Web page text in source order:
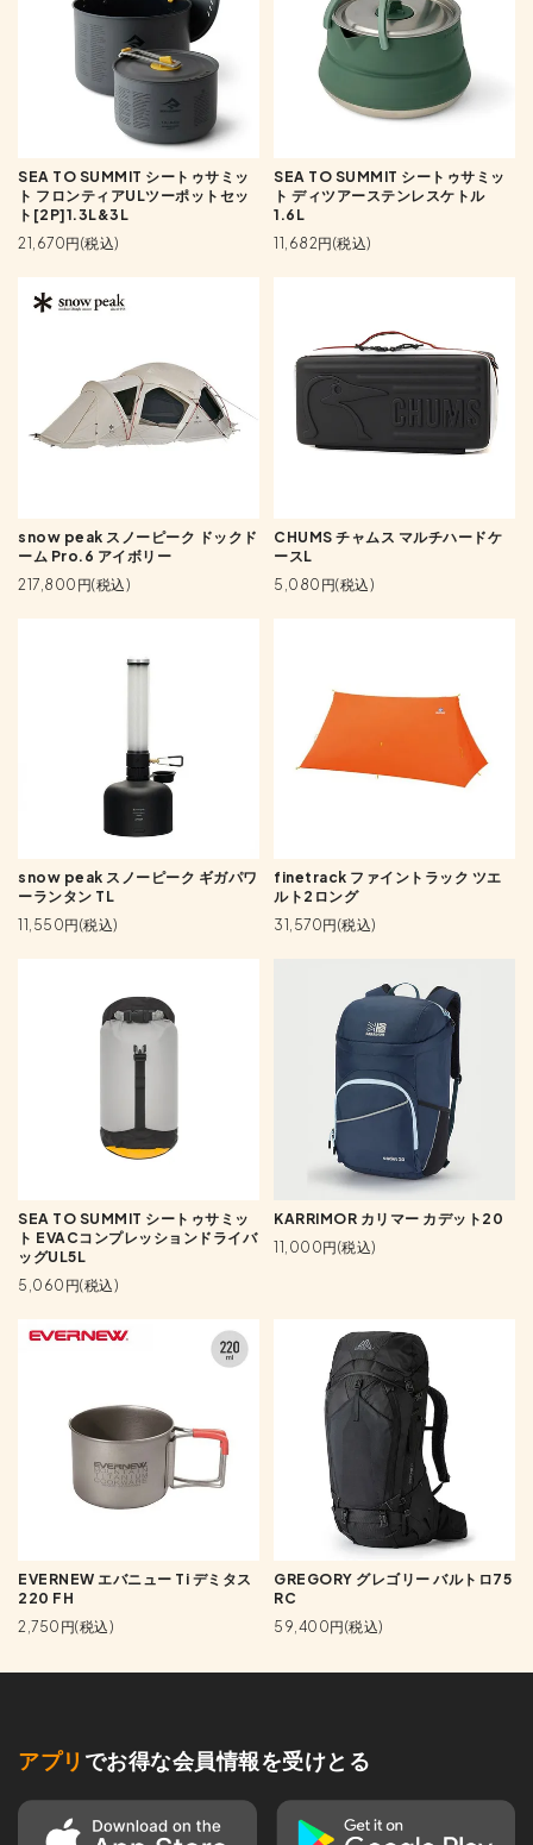
SEA TO SUMMIT シートゥサミッ
ト フロンティアULツーポットセッ
ト[2P]1.3L&3L
21,670円(税込)
SEA TO SUMMIT シートゥサミッ
ト ディツアーステンレスケトル
1.6L
11,682円(税込)
snow peak スノーピーク ドックド
ーム Pro.6 アイボリー
217,800円(税込)
CHUMS チャムス マルチハードケ
ースL
5,080円(税込)
snow peak スノーピーク ギガパワ
ーランタン TL
11,550円(税込)
finetrack ファイントラック ツエ
ルト2ロング
31,570円(税込)
SEA TO SUMMIT シートゥサミッ
ト EVACコンプレッションドライバ
ッグUL5L
5,060円(税込)
KARRIMOR カリマー カデット20
11,000円(税込)
EVERNEW エバニュー Ti デミタス
220 FH
2,750円(税込)
GREGORY グレゴリー バルトロ75
RC
59,400円(税込)
アプリ でお得な会員情報を受けとる